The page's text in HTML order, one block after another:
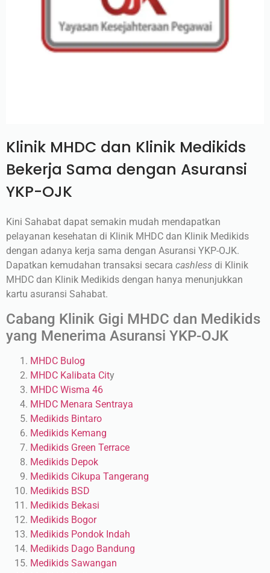
Klinik MHDC dan Klinik Medikids
Bekerja Sama dengan Asuransi
YKP-OJK
Kini Sahabat dapat semakin mudah mendapatkan
pelayanan kesehatan di Klinik MHDC dan Klinik Medikids
dengan adanya kerja sama dengan Asuransi YKP-OJK.
Dapatkan kemudahan transaksi secara cashless di Klinik
MHDC dan Klinik Medikids dengan hanya menunjukkan
kartu asuransi Sahabat.
Cabang Klinik Gigi MHDC dan Medikids
yang Menerima Asuransi YKP-OJK
MHDC Bulog
MHDC Kalibata City
MHDC Wisma 46
MHDC Menara Sentraya
Medikids Bintaro
Medikids Kemang
Medikids Green Terrace
Medikids Depok
Medikids Cikupa Tangerang
Medikids BSD
Medikids Bekasi
Medikids Bogor
Medikids Pondok Indah
Medikids Dago Bandung
Medikids Sawangan